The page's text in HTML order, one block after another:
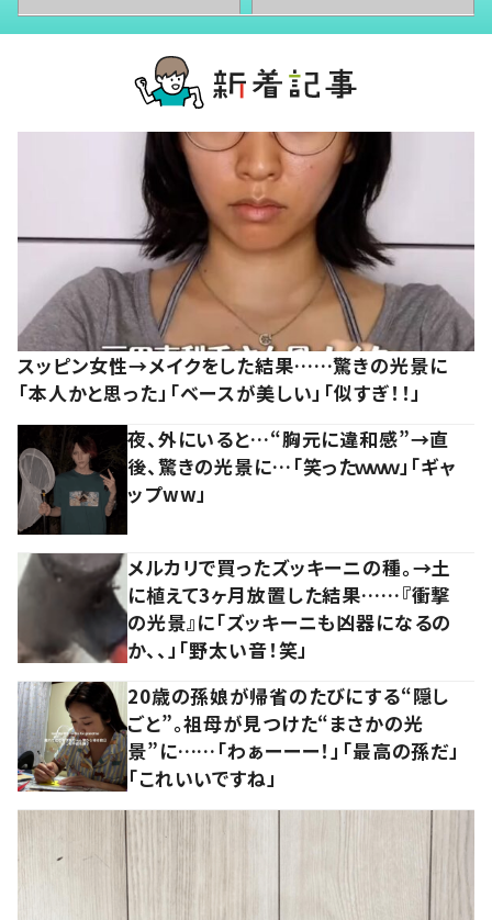
スッピン女性→メイクをした結果……驚きの光景に
「本人かと思った」「ベースが美しい」「似すぎ！！」
夜、外にいると…“胸元に違和感”→直
後、驚きの光景に…「笑ったｗｗｗ」「ギャ
ップww」
メルカリで買ったズッキーニの種。→土
に植えて3ヶ月放置した結果……『衝撃
の光景』に「ズッキーニも凶器になるの
か、、」「野太い音！笑」
20歳の孫娘が帰省のたびにする“隠し
ごと”。祖母が見つけた“まさかの光
景”に……「わぁーーー！」「最高の孫だ」
「これいいですね」